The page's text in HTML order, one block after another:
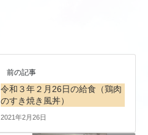
前の記事
令和３年２月26日の給食（鶏肉
のすき焼き風丼）
2021年2月26日